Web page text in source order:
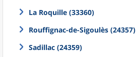
La Roquille (33360)
Rouffignac-de-Sigoulès (24357)
Sadillac (24359)